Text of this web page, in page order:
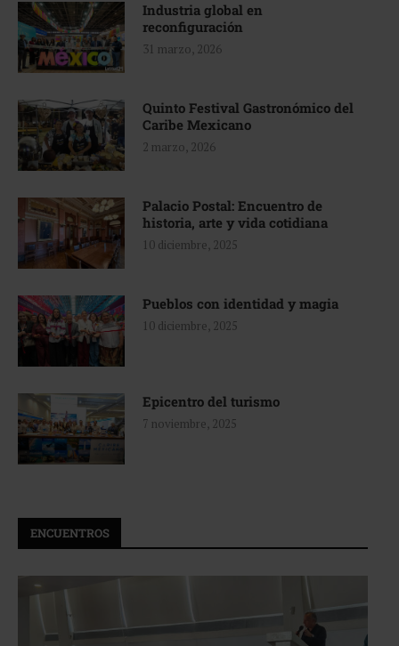
Industria global en
reconfiguración
31 marzo, 2026
Quinto Festival Gastronómico del
Caribe Mexicano
2 marzo, 2026
Palacio Postal: Encuentro de
historia, arte y vida cotidiana
10 diciembre, 2025
Pueblos con identidad y magia
10 diciembre, 2025
Epicentro del turismo
7 noviembre, 2025
ENCUENTROS